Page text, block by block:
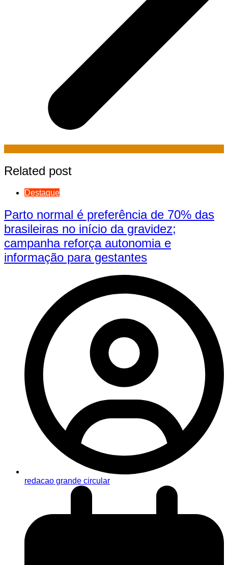
Related post
Destaque
Parto normal é preferência de 70% das
brasileiras no início da gravidez;
campanha reforça autonomia e
informação para gestantes
redacao grande circular